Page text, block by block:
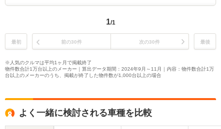
1/1
最初 前の30件 次の30件 最後
※人気のクルマは平均1ヶ月で掲載終了
物件数合計1万台以上のメーカー｜算出データ期間：2024年9月～11月｜内容：物件数合計1万
台以上のメーカーのうち、掲載が終了した物件数が1,000台以上の場合
よく一緒に検討される車種を比較